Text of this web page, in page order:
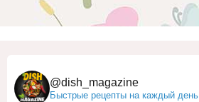
@dish_magazine
Быстрые рецепты на каждый день